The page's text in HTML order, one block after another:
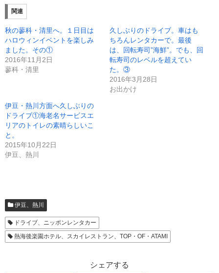
て
T
w
t
t
e
r
で
共
有
(
新
ン
ド
ウ
で
開
す
共
有
す
る
に
は
ク
だ
さ
い
新
ウ
す
関連
秋の蓼科・清里へ。１日目は
ハロウィンイベントを楽しみ
ました。その①
2016年11月2日
蓼科・清里
久しぶりのドライブ。車はも
ちろんレンタカーで。最後
は、回転寿司”海鮮”。でも、回
転寿司のレベルを超えてい
た。③
2016年3月28日
お出かけ
伊豆・熱川方面へ久しぶりの
ドライブ①海老名サービスエ
リアのトイレの素晴らしいこ
と。
2015年10月22日
伊豆、熱川
伊豆、熱川
ドライブ、ニッポンレンタカー
熱海後楽園ホテル、スカイレストラン、TOP・OF・ATAMI
シェアする